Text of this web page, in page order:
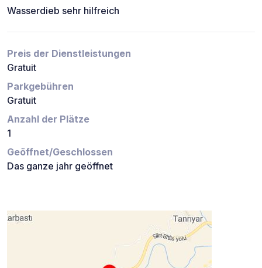
Wasserdieb sehr hilfreich
Preis der Dienstleistungen
Gratuit
Parkgebühren
Gratuit
Anzahl der Plätze
1
Geöffnet/Geschlossen
Das ganze jahr geöffnet